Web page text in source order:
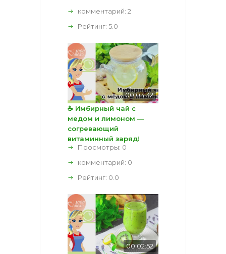
комментарий: 2
Рейтинг: 5.0
00:03:32
☕ Имбирный чай с
медом и лимоном —
согревающий
витаминный заряд!
Просмотры: 0
комментарий: 0
Рейтинг: 0.0
00:02:52